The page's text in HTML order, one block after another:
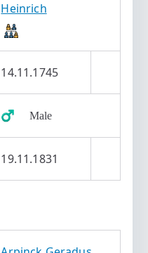
Heinrich
14.11.1745
♂️ Male
19.11.1831